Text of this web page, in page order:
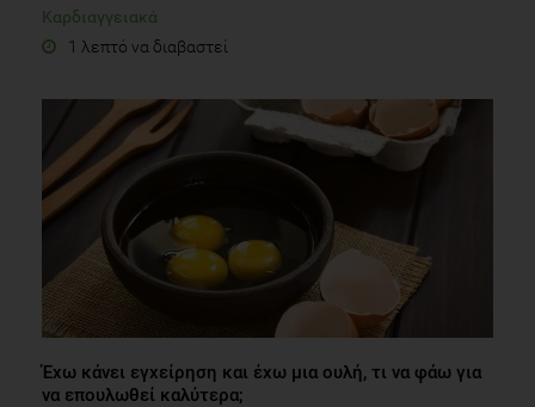
Καρδιαγγειακά
1 λεπτό να διαβαστεί
Έχω κάνει εγχείρηση και έχω μια ουλή, τι να φάω για
να επουλωθεί καλύτερα;